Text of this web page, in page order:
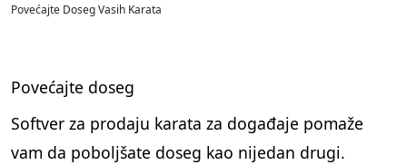
Povećajte Doseg Vasih Karata
Povećajte doseg
Softver za prodaju karata za događaje pomaže
vam da poboljšate doseg kao nijedan drugi.